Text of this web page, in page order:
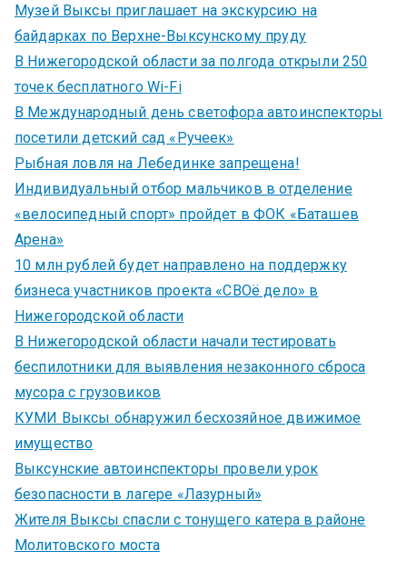
Музей Выксы приглашает на экскурсию на
байдарках по Верхне-Выксунскому пруду
В Нижегородской области за полгода открыли 250
точек бесплатного Wi-Fi
В Международный день светофора автоинспекторы
посетили детский сад «Ручеек»
Рыбная ловля на Лебединке запрещена!
Индивидуальный отбор мальчиков в отделение
«велосипедный спорт» пройдет в ФОК «Баташев
Арена»
10 млн рублей будет направлено на поддержку
бизнеса участников проекта «СВОё дело» в
Нижегородской области
В Нижегородской области начали тестировать
беспилотники для выявления незаконного сброса
мусора с грузовиков
КУМИ Выксы обнаружил бесхозяйное движимое
имущество
Выксунские автоинспекторы провели урок
безопасности в лагере «Лазурный»
Жителя Выксы спасли с тонущего катера в районе
Молитовского моста